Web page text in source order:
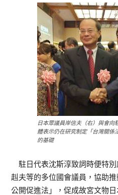
日本眾議員岸信夫（右）與會向
體表示仍在研究制定「台灣關係
的基礎
駐日代表沈斯淳致詞時便特
赳夫等的多位國會議員，協助
公開促進法」，促成故宮文物